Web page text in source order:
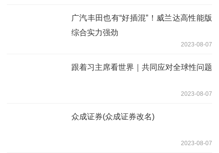
广汽丰田也有“好插混”！威兰达高性能版
综合实力强劲
2023-08-07
跟着习主席看世界｜共同应对全球性问题
2023-08-07
众成证券(众成证券改名)
2023-08-07